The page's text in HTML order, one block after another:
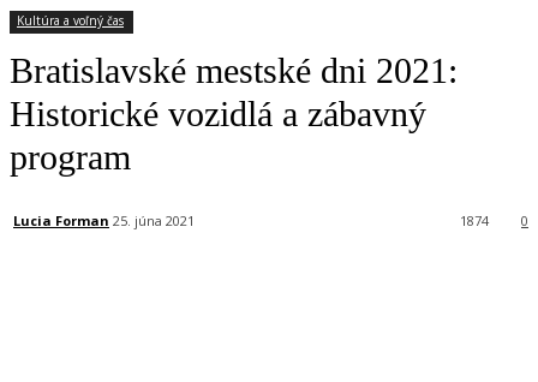
Kultúra a voľný čas
Bratislavské mestské dni 2021:
Historické vozidlá a zábavný
program
Lucia Forman 25. júna 2021 0
1874